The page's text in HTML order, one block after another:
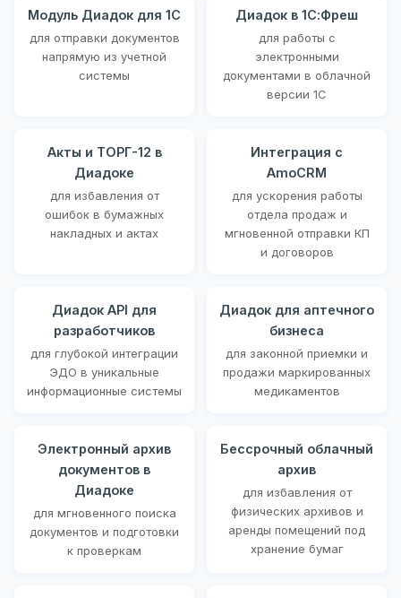
Модуль Диадок для 1С
для отправки документов
напрямую из учетной
системы
Диадок в 1С:Фреш
для работы с
электронными
документами в облачной
версии 1С
Акты и ТОРГ-12 в
Диадоке
для избавления от
ошибок в бумажных
накладных и актах
Интеграция с
AmoCRM
для ускорения работы
отдела продаж и
мгновенной отправки КП
и договоров
Диадок API для
разработчиков
для глубокой интеграции
ЭДО в уникальные
информационные системы
Диадок для аптечного
бизнеса
для законной приемки и
продажи маркированных
медикаментов
Электронный архив
документов в
Диадоке
для мгновенного поиска
документов и подготовки
к проверкам
Бессрочный облачный
архив
для избавления от
физических архивов и
аренды помещений под
хранение бумаг